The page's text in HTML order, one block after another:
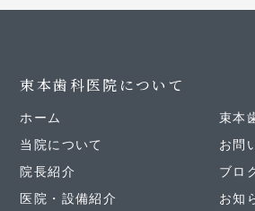
束本歯科医院について
ホーム
当院について
院長紹介
医院・設備紹介
束本
お問
ブロ
お知